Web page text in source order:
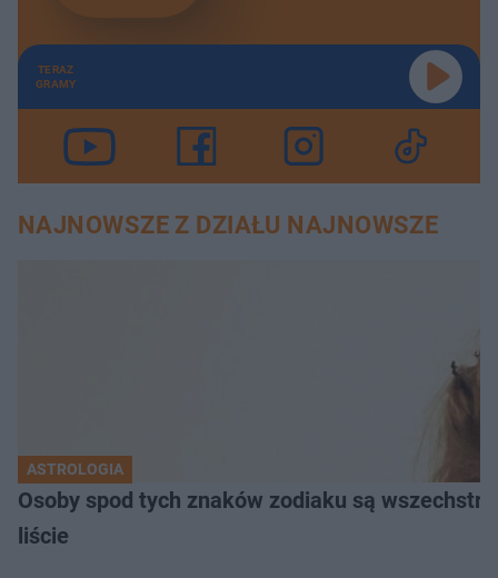
TERAZ
GRAMY
NAJNOWSZE Z DZIAŁU NAJNOWSZE
ASTROLOGIA
Osoby spod tych znaków zodiaku są
liście